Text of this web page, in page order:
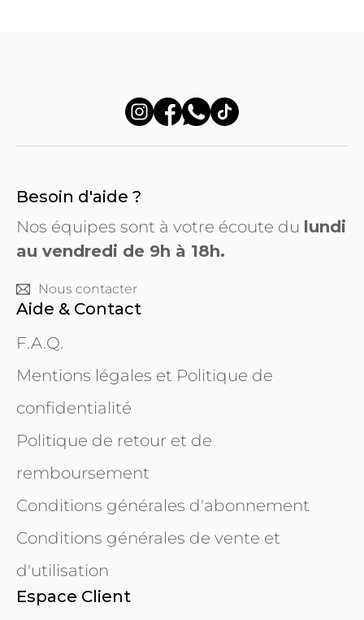
Besoin d'aide ?
Nos équipes sont à votre écoute du lundi
au vendredi de 9h à 18h.
Nous contacter
Aide & Contact
F.A.Q.
Mentions légales et Politique de
confidentialité
Politique de retour et de
remboursement
Conditions générales d'abonnement
Conditions générales de vente et
d'utilisation
Espace Client